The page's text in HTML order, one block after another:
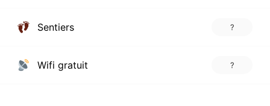
Sentiers ?
Wifi gratuit ?